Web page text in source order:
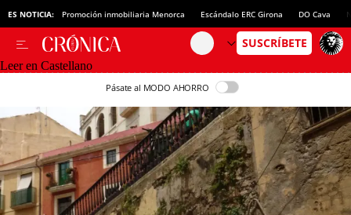
ES NOTICIA: Promoción inmobiliaria Menorca Escándalo ERC Girona DO Cava
Leer en Castellano
Pásate al MODO AHORRO